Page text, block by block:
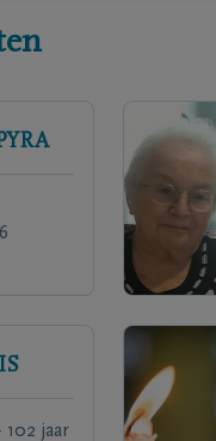
102 jaar